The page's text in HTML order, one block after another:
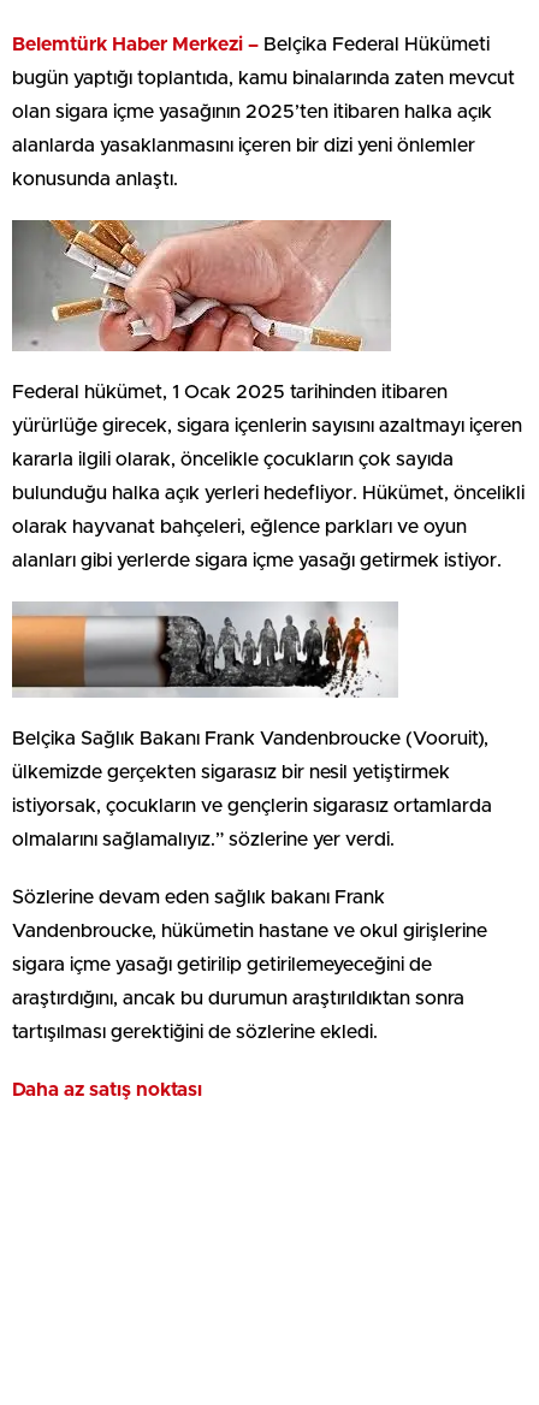
Belemtürk Haber Merkezi – Belçika Federal Hükümeti
bugün yaptığı toplantıda, kamu binalarında zaten mevcut
olan sigara içme yasağının 2025’ten itibaren halka açık
alanlarda yasaklanmasını içeren bir dizi yeni önlemler
konusunda anlaştı.
Federal hükümet, 1 Ocak 2025 tarihinden itibaren
yürürlüğe girecek, sigara içenlerin sayısını azaltmayı içeren
kararla ilgili olarak, öncelikle çocukların çok sayıda
bulunduğu halka açık yerleri hedefliyor. Hükümet, öncelikli
olarak hayvanat bahçeleri, eğlence parkları ve oyun
alanları gibi yerlerde sigara içme yasağı getirmek istiyor.
Belçika Sağlık Bakanı Frank Vandenbroucke (Vooruit),
ülkemizde gerçekten sigarasız bir nesil yetiştirmek
istiyorsak, çocukların ve gençlerin sigarasız ortamlarda
olmalarını sağlamalıyız.” sözlerine yer verdi.
Sözlerine devam eden sağlık bakanı Frank
Vandenbroucke, hükümetin hastane ve okul girişlerine
sigara içme yasağı getirilip getirilemeyeceğini de
araştırdığını, ancak bu durumun araştırıldıktan sonra
tartışılması gerektiğini de sözlerine ekledi.
Daha az satış noktası